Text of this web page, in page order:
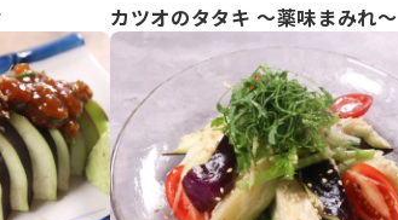
カツオのタタキ ～薬味まみれ～